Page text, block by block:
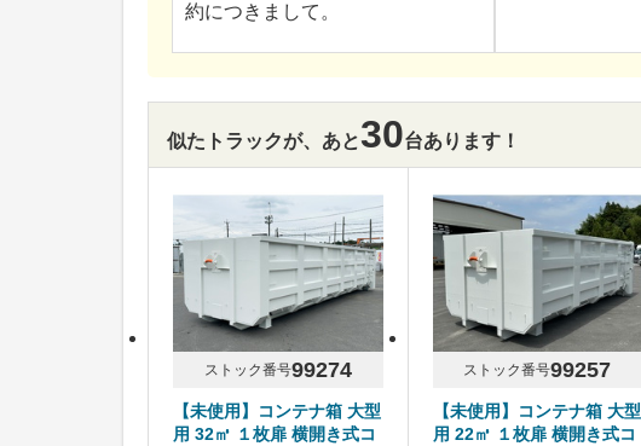
約につきまして。
似たトラックが、あと30台あります！
ストック番号99274
【未使用】コンテナ箱 大型
用 32㎥ １枚扉 横開き式コ
ストック番号99257
【未使用】コンテナ箱 大型
用 22㎥ １枚扉 横開き式コ